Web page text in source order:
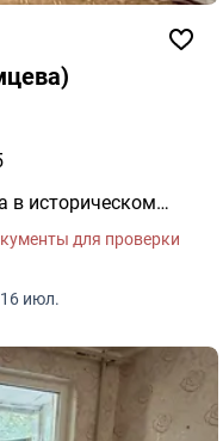
в историческом
для проверки
июл.